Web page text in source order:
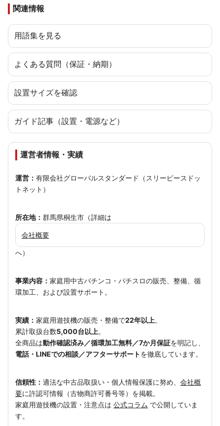
関連情報
用語集を見る
よくある質問（保証・納期）
設置サイズを確認
ガイド記事（設置・電源など）
運営者情報・実績
運営： 有限会社グローバルスタンダード（スリーピースドッ
トネット）
所在地： 群馬県桐生市（詳細は
会社概要
へ）
事業内容： 家庭用中古パチンコ・パチスロの販売、整備、循
環加工、および設置サポート。
実績： 家庭用遊技機の販売・整備で22年以上。
累計取扱台数5,000台以上。
全商品は動作確認済み／循環加工無料／7か月保証を明記し、
電話・LINEでの相談／アフターサポートを徹底しています。
信頼性： 適法な中古品取扱い・個人情報保護に努め、 会社概
要に許認可情報（古物商許可番号等）を掲載。
家庭用遊技機の設置・注意点は 公式コラム で公開していま
す。